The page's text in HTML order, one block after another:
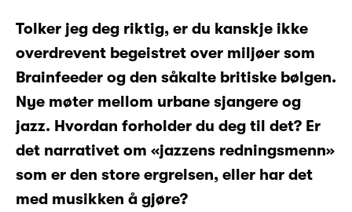
Tolker jeg deg riktig, er du kanskje ikke
overdrevent begeistret over miljøer som
Brainfeeder og den såkalte britiske bølgen.
Nye møter mellom urbane sjangere og
jazz. Hvordan forholder du deg til det? Er
det narrativet om «jazzens redningsmenn»
som er den store ergrelsen, eller har det
med musikken å gjøre?